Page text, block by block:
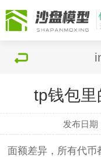
tp钱包里
发布日期
面额差异，所有代币